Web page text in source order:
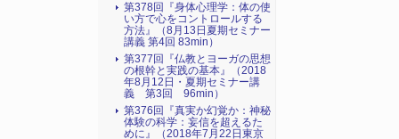
第378回『身体心理学：体の使
い方で心をコントロールする
方法』（8月13日夏期セミナー
講義 第4回 83min）
第377回『仏教とヨーガの思想
の根幹と実践の基本』（2018
年8月12日・夏期セミナー講
義 第3回 96min）
第376回『真実か幻覚か：神秘
体験の科学：妄信を超えるた
めに』（2018年7月22日東京